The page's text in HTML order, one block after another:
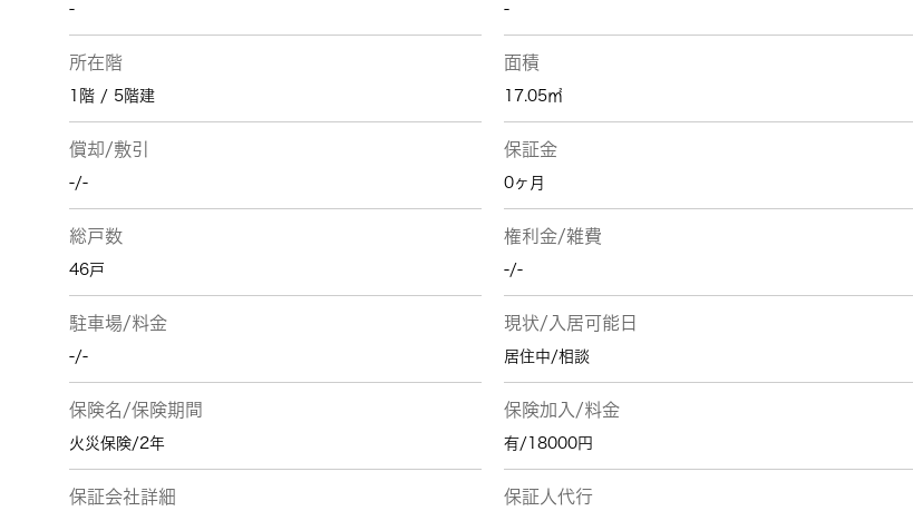
- -
所在階
1階 / 5階建
面積
17.05㎡
償却/敷引
-/-
保証金
0ヶ月
総戸数
46戸
権利金/雑費
-/-
駐車場/料金
-/-
現状/入居可能日
居住中/相談
保険名/保険期間
火災保険/2年
保険加入/料金
有/18000円
保証会社詳細 保証人代行